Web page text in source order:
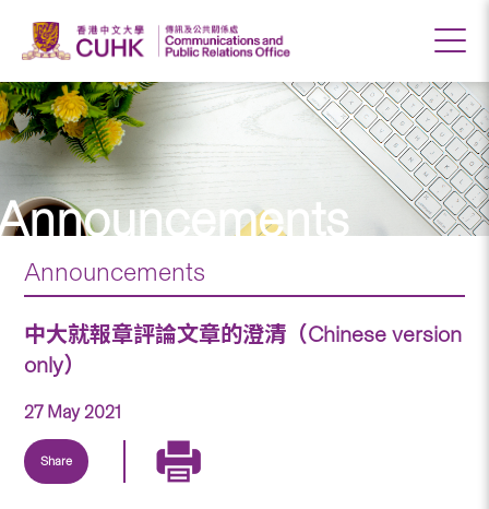
Announcements
中大就報章評論文章的澄清（Chinese version
only）
27 May 2021
Share